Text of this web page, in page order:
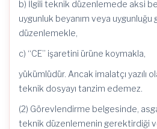
b) İlgili teknik düzenlemede aksi
uygunluk beyanım veya
düzenlemekle,
c) “CE” işaretini ürüne koymakla,
yükümlüdür. Ancak imalatçı yazılı
teknik dosyayı tanzim edemez.
(2) Görevlendirme belgesinde,
teknik düzenlemenin gerektirdiği